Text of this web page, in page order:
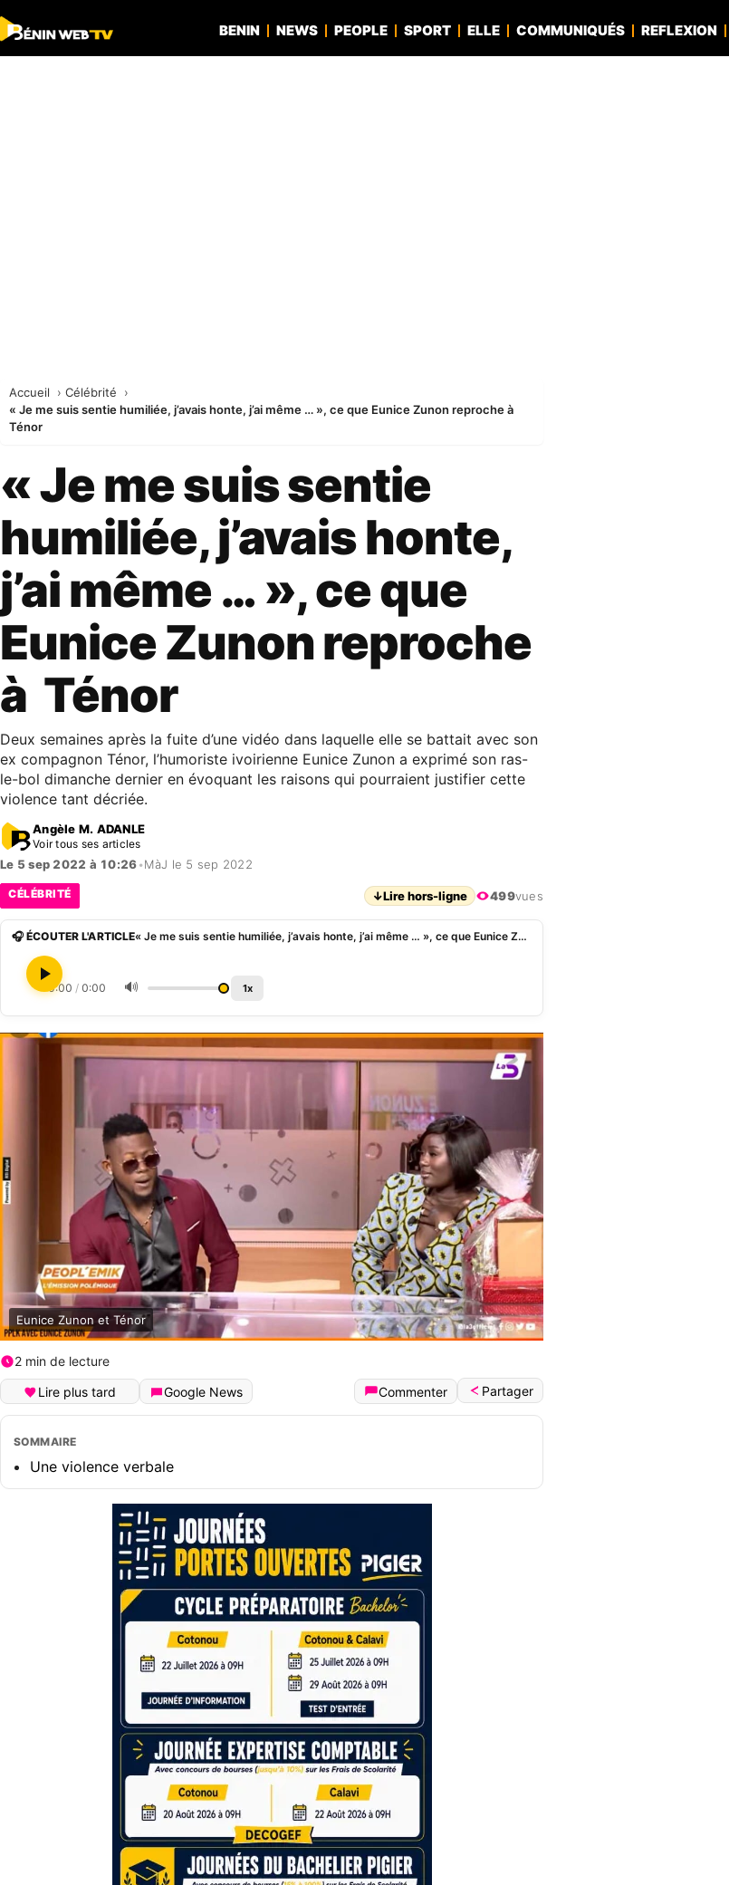
BENIN NEWS PEOPLE SPORT ELLE COMMUNIQUÉS REFLEXION
Accueil
Célébrité
« Je me suis sentie humiliée, j’avais honte, j’ai même … », ce que Eunice Zunon reproche à
Ténor
« Je me suis sentie
humiliée, j’avais honte,
j’ai même … », ce que
Eunice Zunon reproche
à Ténor
Deux semaines après la fuite d’une vidéo dans laquelle elle se battait avec son
ex compagnon Ténor, l’humoriste ivoirienne Eunice Zunon a exprimé son ras-
le-bol dimanche dernier en évoquant les raisons qui pourraient justifier cette
violence tant décriée.
Angèle M. ADANLE
Voir tous ses articles
Le 5 sep 2022 à 10:26•MàJ le 5 sep 2022
CÉLÉBRITÉ ↓Lire hors-ligne 499vues
🎧 ÉCOUTER L'ARTICLE « Je me suis sentie humiliée, j’avais honte, j’ai même … », ce que Eunice Zunon reproche à Ténor
0:00 / 0:00 🔊 1x
Eunice Zunon et Ténor
2 min de lecture
Lire plus tard
Google News Commenter Partager
SOMMAIRE
Une violence verbale